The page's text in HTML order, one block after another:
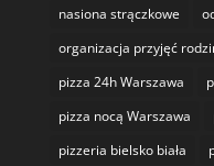
nasiona strączkowe
organizacja przyjęć
pizza 24h Warszawa
pizza nocą Warszawa
pizzeria bielsko biała